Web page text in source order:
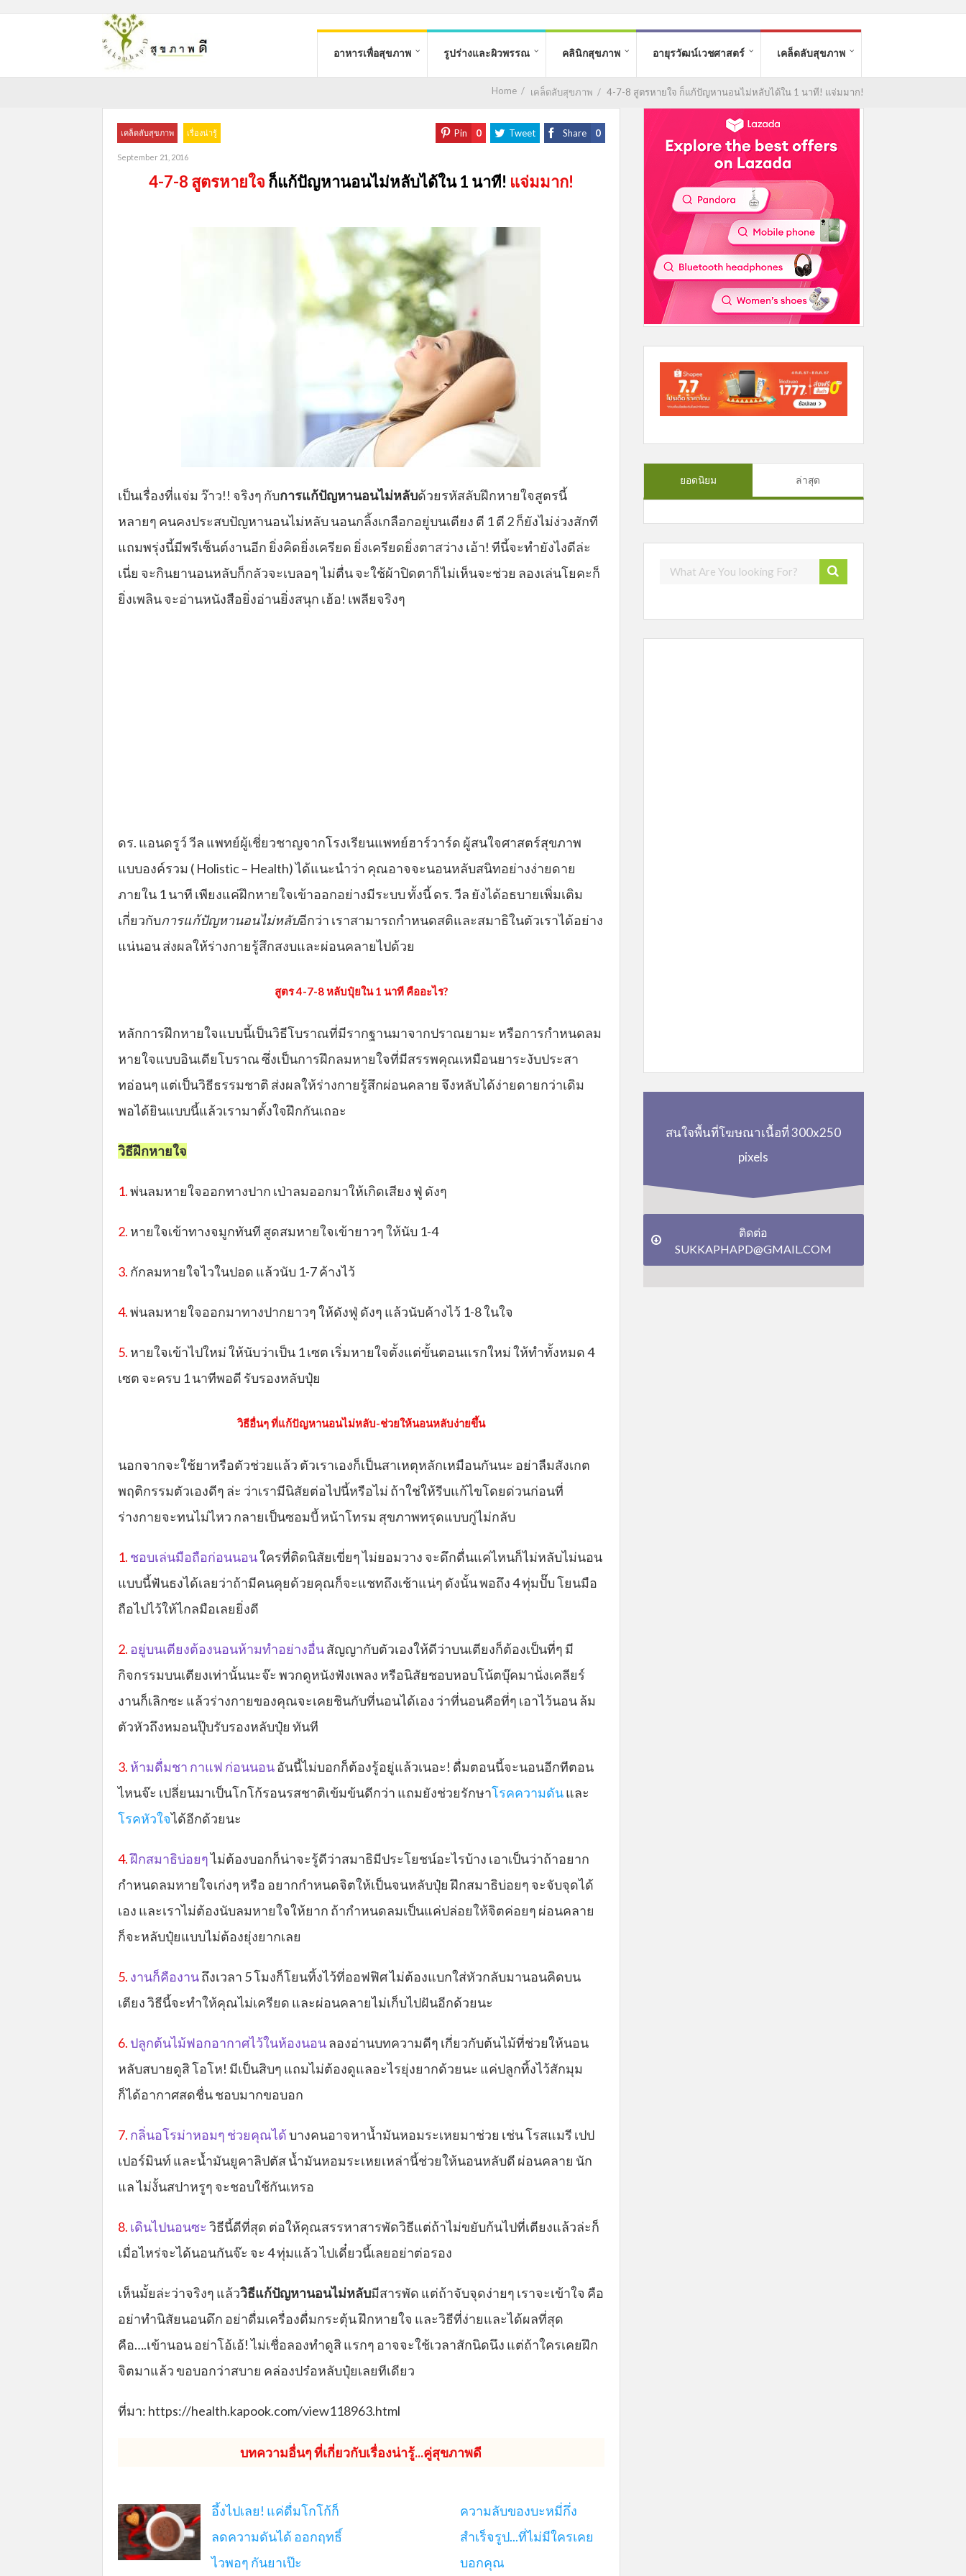
อาหารเพื่อสุขภาพ รูปร่างและผิวพรรณ คลินิกสุขภาพ อายุรวัฒน์เวชศาสตร์ เคล็ดลับสุขภาพ
Home / เคล็ดลับสุขภาพ / 4-7-8 สูตรหายใจ ก็แก้ปัญหานอนไม่หลับได้ใน 1 นาที! แจ่มมาก!
เคล็ดลับสุขภาพ เรื่องน่ารู้
September 21, 2016
Share 0
Tweet
Pin 0
4-7-8 สูตรหายใจ ก็แก้ปัญหานอนไม่หลับได้ใน 1 นาที! แจ่มมาก!
เป็นเรื่องที่แจ่ม ว๊าว!! จริงๆ กับการแก้ปัญหานอนไม่หลับด้วยรหัสลับฝึกหายใจสูตรนี้
หลายๆ คนคงประสบปัญหานอนไม่หลับ นอนกลิ้งเกลือกอยู่บนเตียง ตี 1 ตี 2 ก็ยังไม่ง่วงสักที
แถมพรุ่งนี้มีพรีเซ็นต์งานอีก ยิ่งคิดยิ่งเครียด ยิ่งเครียดยิ่งตาสว่าง เอ้า! ทีนี้จะทำยังไงดีล่ะ
เนี่ย จะกินยานอนหลับก็กลัวจะเบลอๆ ไม่ตื่น จะใช้ผ้าปิดตาก็ไม่เห็นจะช่วย ลองเล่นโยคะก็
ยิ่งเพลิน จะอ่านหนังสือยิ่งอ่านยิ่งสนุก เฮ้อ! เพลียจริงๆ
ดร. แอนดรูว์ วีล แพทย์ผู้เชี่ยวชาญจากโรงเรียนแพทย์ฮาร์วาร์ด ผู้สนใจศาสตร์สุขภาพ
แบบองค์รวม ( Holistic – Health) ได้แนะนำว่า คุณอาจจะนอนหลับสนิทอย่างง่ายดาย
ภายใน 1 นาที เพียงแค่ฝึกหายใจเข้าออกอย่างมีระบบ ทั้งนี้ ดร. วีล ยังได้อธบายเพิ่มเติม
เกี่ยวกับการแก้ปัญหานอนไม่หลับอีกว่า เราสามารถกำหนดสติและสมาธิในตัวเราได้อย่าง
แน่นอน ส่งผลให้ร่างกายรู้สึกสงบและผ่อนคลายไปด้วย
สูตร 4-7-8 หลับปุ๋ยใน 1 นาที คืออะไร?
หลักการฝึกหายใจแบบนี้เป็นวิธีโบราณที่มีรากฐานมาจากปราณยามะ หรือการกำหนดลม
หายใจแบบอินเดียโบราณ ซึ่งเป็นการฝึกลมหายใจที่มีสรรพคุณเหมือนยาระงับประสา
ทอ่อนๆ แต่เป็นวิธีธรรมชาติ ส่งผลให้ร่างกายรู้สึกผ่อนคลาย จึงหลับได้ง่ายดายกว่าเดิม
พอได้ยินแบบนี้แล้วเรามาตั้งใจฝึกกันเถอะ
วิธีฝึกหายใจ
1.พ่นลมหายใจออกทางปาก เป่าลมออกมาให้เกิดเสียง ฟู่ ดังๆ
2. หายใจเข้าทางจมูกทันที สูดสมหายใจเข้ายาวๆ ให้นับ 1-4
3. กักลมหายใจไวในปอด แล้วนับ 1-7 ค้างไว้
4.พ่นลมหายใจออกมาทางปากยาวๆ ให้ดังฟู่ ดังๆ แล้วนับค้างไว้ 1-8 ในใจ
5. หายใจเข้าไปใหม่ ให้นับว่าเป็น 1 เซต เริ่มหายใจตั้งแต่ขั้นตอนแรกใหม่ ให้ทำทั้งหมด 4
เซต จะครบ 1 นาทีพอดี รับรองหลับปุ๋ย
วิธีอื่นๆ ที่แก้ปัญหานอนไม่หลับ-ช่วยให้นอนหลับง่ายขึ้น
นอกจากจะใช้ยาหรือตัวช่วยแล้ว ตัวเราเองก็เป็นสาเหตุหลักเหมือนกันนะ อย่าลืมสังเกต
พฤติกรรมตัวเองดีๆ ล่ะ ว่าเรามีนิสัยต่อไปนี้หรือไม่ ถ้าใช่ให้รีบแก้ไขโดยด่วนก่อนที่
ร่างกายจะทนไม่ไหว กลายเป็นซอมบี้ หน้าโทรม สุขภาพทรุดแบบกู่ไม่กลับ
1. ชอบเล่นมือถือก่อนนอนใครที่ติดนิสัยเขี่ยๆ ไม่ยอมวาง จะดึกดื่นแค่ไหนก็ไม่หลับไม่นอน
แบบนี้ฟันธงได้เลยว่าถ้ามีคนคุยด้วยคุณก็จะแชทถึงเช้าแน่ๆ ดังนั้น พอถึง 4 ทุ่มปั๊บ โยนมือ
ถือไปไว้ให้ไกลมือเลยยิ่งดี
2. อยู่บนเตียงต้องนอนห้ามทำอย่างอื่นสัญญากับตัวเองให้ดีว่าบนเตียงก็ต้องเป็นที่ๆ มี
กิจกรรมบนเตียงเท่านั้นนะจ๊ะ พวกดูหนังฟังเพลง หรือนิสัยชอบหอบโน้ตบุ๊คมานั่งเคลียร์
งานก็เลิกซะ แล้วร่างกายของคุณจะเคยชินกับที่นอนได้เอง ว่าที่นอนคือที่ๆ เอาไว้นอน ล้ม
ตัวหัวถึงหมอนปุ๊บรับรองหลับปุ๋ย ทันที
3. ห้ามดื่มชา กาแฟ ก่อนนอนอันนี้ไม่บอกก็ต้องรู้อยู่แล้วเนอะ! ดื่มตอนนี้จะนอนอีกทีตอน
ไหนจ๊ะ เปลี่ยนมาเป็นโกโก้รอนรสชาติเข้มข้นดีกว่า แถมยังช่วยรักษาโรคความดันและ
โรคหัวใจได้อีกด้วยนะ
4.ฝึกสมาธิบ่อยๆไม่ต้องบอกก็น่าจะรู้ดีว่าสมาธิมีประโยชน์อะไรบ้าง เอาเป็นว่าถ้าอยาก
กำหนดลมหายใจเก่งๆ หรือ อยากกำหนดจิตให้เป็นจนหลับปุ๋ย ฝึกสมาธิบ่อยๆ จะจับจุดได้
เอง และเราไม่ต้องนับลมหายใจให้ยาก ถ้ากำหนดลมเป็นแค่ปล่อยให้จิตค่อยๆ ผ่อนคลาย
ก็จะหลับปุ๋ยแบบไม่ต้องยุ่งยากเลย
5. งานก็คืองานถึงเวลา 5 โมงก็โยนทิ้งไว้ที่ออฟฟิศ ไม่ต้องแบกใส่หัวกลับมานอนคิดบน
เตียง วิธีนี้จะทำให้คุณไม่เครียด และผ่อนคลายไม่เก็บไปฝันอีกด้วยนะ
6. ปลูกต้นไม้ฟอกอากาศไว้ในห้องนอนลองอ่านบทความดีๆ เกี่ยวกับต้นไม้ที่ช่วยให้นอน
หลับสบายดูสิ โอโห! มีเป็นสิบๆ แถมไม่ต้องดูแลอะไรยุ่งยากด้วยนะ แค่ปลูกทิ้งไว้สักมุม
ก็ได้อากาศสดชื่น ชอบมากขอบอก
7. กลิ่นอโรม่าหอมๆ ช่วยคุณได้บางคนอาจหาน้ำมันหอมระเหยมาช่วย เช่น โรสแมรี เปป
เปอร์มินท์ และน้ำมันยูคาลิปตัส น้ำมันหอมระเหยเหล่านี้ช่วยให้นอนหลับดี ผ่อนคลาย นัก
แล ไม่งั้นสปาหรูๆ จะชอบใช้กันเหรอ
8. เดินไปนอนซะ วิธีนี้ดีที่สุด ต่อให้คุณสรรหาสารพัดวิธีแต่ถ้าไม่ขยับก้นไปที่เตียงแล้วล่ะก็
เมื่อไหร่จะได้นอนกันจ๊ะ จะ 4 ทุ่มแล้ว ไปเดี๋ยวนี้เลยอย่าต่อรอง
เห็นมั้ยล่ะว่าจริงๆ แล้ววิธีแก้ปัญหานอนไม่หลับมีสารพัด แต่ถ้าจับจุดง่ายๆ เราจะเข้าใจ คือ
อย่าทำนิสัยนอนดึก อย่าดื่มเครื่องดื่มกระตุ้น ฝึกหายใจ และวิธีที่ง่ายและได้ผลที่สุด
คือ….เข้านอน อย่าโอ้เอ้! ไม่เชื่อลองทำดูสิ แรกๆ อาจจะใช้เวลาสักนิดนึง แต่ถ้าใครเคยฝึก
จิตมาแล้ว ขอบอกว่าสบาย คล่องปร๋อหลับปุ๋ยเลยทีเดียว
ที่มา: https://health.kapook.com/view118963.html
บทความอื่นๆ ที่เกี่ยวกับเรื่องน่ารู้...คู่สุขภาพดี
อึ้งไปเลย! แค่ดื่มโกโก้ก็
ลดความดันได้ ออกฤทธิ์
ไวพอๆ กันยาเป๊ะ
ความลับของบะหมี่กึ่ง
สำเร็จรูป...ที่ไม่มีใครเคย
บอกคุณ
ยอดนิยม ล่าสุด
สนใจพื้นที่โฆษณาเนื้อที่ 300x250
pixels
ติดต่อ
SUKKAPHAPD@GMAIL.COM